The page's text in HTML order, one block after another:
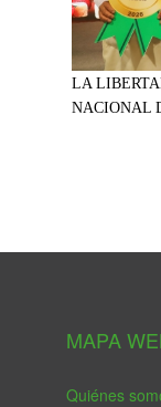
LA
NACIONAL
MAPA
Quiénes